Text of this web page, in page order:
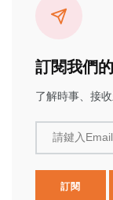
訂閱我們
了解時事、接
請鍵入Email
訂閱